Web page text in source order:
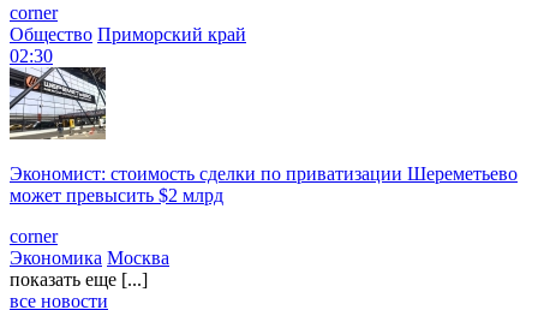
corner
Общество Приморский край
02:30
Экономист: стоимость сделки по приватизации Шереметьево
может превысить $2 млрд
corner
Экономика Москва
показать еще [...]
все новости